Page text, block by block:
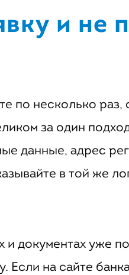
и не
по несколько
за один
данные, адрес
в той же
документах уже
Если на сайте